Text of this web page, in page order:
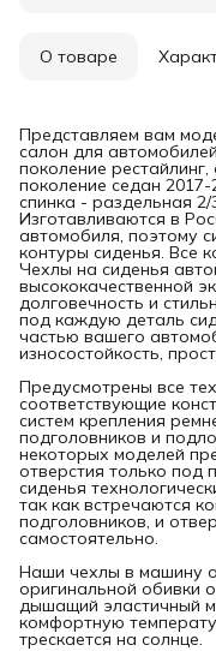
О товаре
Представляем вам
салон для
поколение
поколение седан
спинка - раздельная
Изготавливаются в
автомобиля, поэтому
контуры сиденья. Все
Чехлы на сиденья
высококачественной
долговечность и
под каждую деталь
частью вашего
износостойкость,
Предусмотрены все
соответствующие
систем крепления
подголовников и
некоторых моделей
отверстия только под
сиденья
так как встречаются
подголовников, и
самостоятельно.
Наши чехлы в машину
оригинальной обивки
дышащий эластичный
комфортную
трескается на солнце.